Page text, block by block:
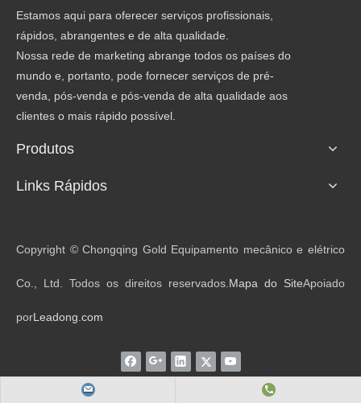
Estamos aqui para oferecer serviços profissionais,
rápidos, abrangentes e de alta qualidade.
Nossa rede de marketing abrange todos os países do
mundo e, portanto, pode fornecer serviços de pré-
venda, pós-venda e pós-venda de alta qualidade aos
clientes o mais rápido possível.
Produtos
Links Rápidos
Copyright © Chongqing Gold Equipamento mecânico e elétrico
Co., Ltd. Todos os direitos reservados. Mapa do SiteApoiado
porLeadong.com